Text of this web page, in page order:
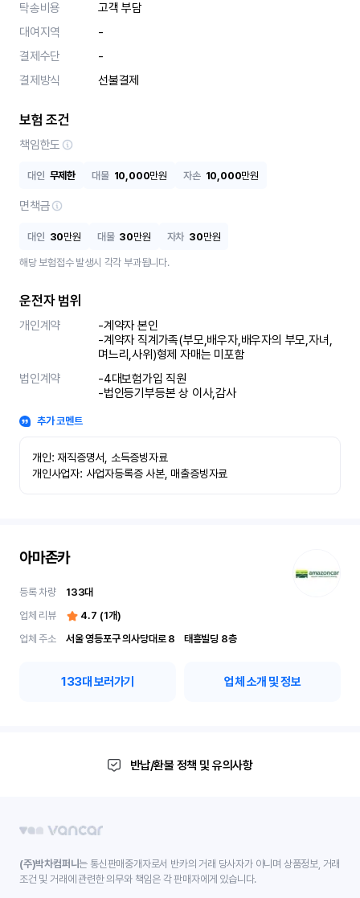
탁송비용
고객 부담
대여지역
-
결제수단
-
결제방식
선불결제
보험 조건
책임한도
대인 무제한 대물 10,000만원 자손 10,000만원
면책금
대인 30만원 대물 30만원 자차 30만원
해당 보험접수 발생시 각각 부과됩니다.
운전자 범위
개인계약
-계약자 본인
-계약자 직계가족(부모,배우자,배우자의 부모,자녀,
며느리,사위)형제 자매는 미포함
법인계약
-4대보험가입 직원
-법인등기부등본 상 이사,감사
추가 코멘트
개인: 재직증명서, 소득증빙자료
개인사업자: 사업자등록증 사본, 매출증빙자료
아마존카
등록 차량 133대
업체 리뷰
4.7 (1개)
업체 주소
서울 영등포구 의사당대로 8	 태흥빌딩 8층
133대 보러가기 업체 소개 및 정보
반납/환불 정책 및 유의사항
(주)박차컴퍼니는 통신판매중개자로서 반카의 거래 당사자가 아니며 상품정보, 거래
조건 및 거래에 관련한 의무와 책임은 각 판매자에게 있습니다.